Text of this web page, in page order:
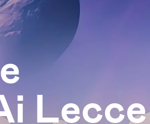
Lecce